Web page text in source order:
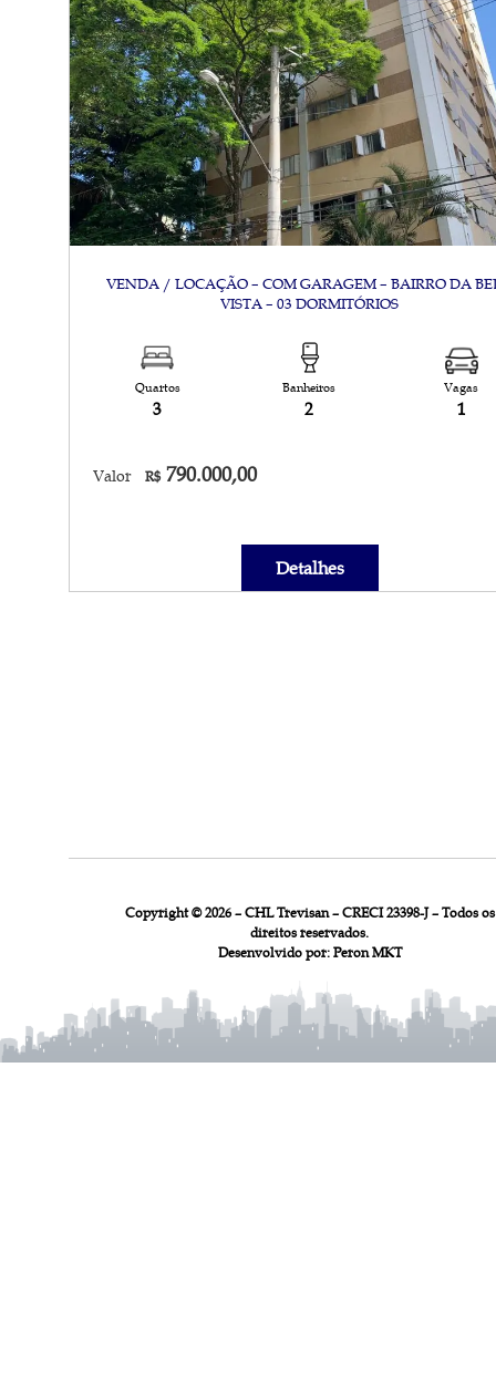
VENDA / LOCAÇÃO – COM GARAGEM – BAIRRO DA
VISTA – 03 DORMITÓRIOS
Quartos
3
Banheiros
2
Vagas
1
Valor R$790.000,00
Detalhes
Copyright © 2026 – CHL Trevisan – CRECI 23398-J – Todos os
direitos reservados.
Desenvolvido por:Peron MKT